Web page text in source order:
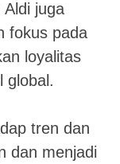
Aldi juga
fokus pada
loyalitas
global.
tren dan
dan menjadi